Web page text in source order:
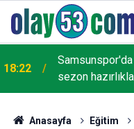
17:59
Rize'de Recep
inceledi
Anasayfa Eğitim